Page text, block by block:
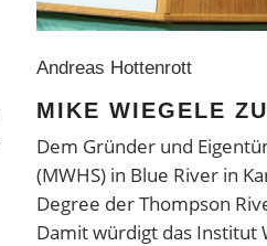
Andreas Hottenrott
MIKE WIEGELE
Dem Gründer und
(MWHS) in Blue River in
Degree der Thompson
Damit würdigt das Institut